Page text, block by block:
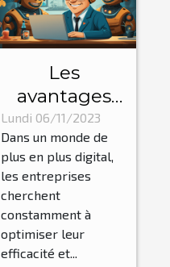
Les
avantages
d'un chatbot
pour les
entreprises :
amélioration
de l'efficacité
et réduction
des coûts
Lundi 06/11/2023
Dans un monde de
plus en plus digital,
les entreprises
cherchent
constamment à
optimiser leur
efficacité et...